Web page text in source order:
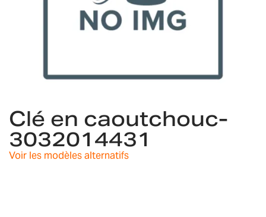
the
beginning
of
the
Clé en caoutchouc-
3032014431
Voir les modèles alternatifs